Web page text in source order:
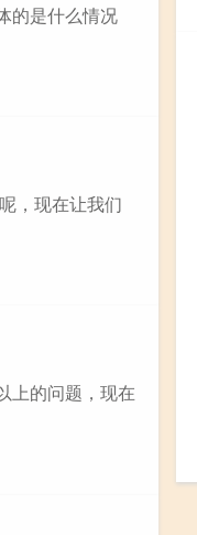
的是什么情况
，现在让我们
上的问题，现在